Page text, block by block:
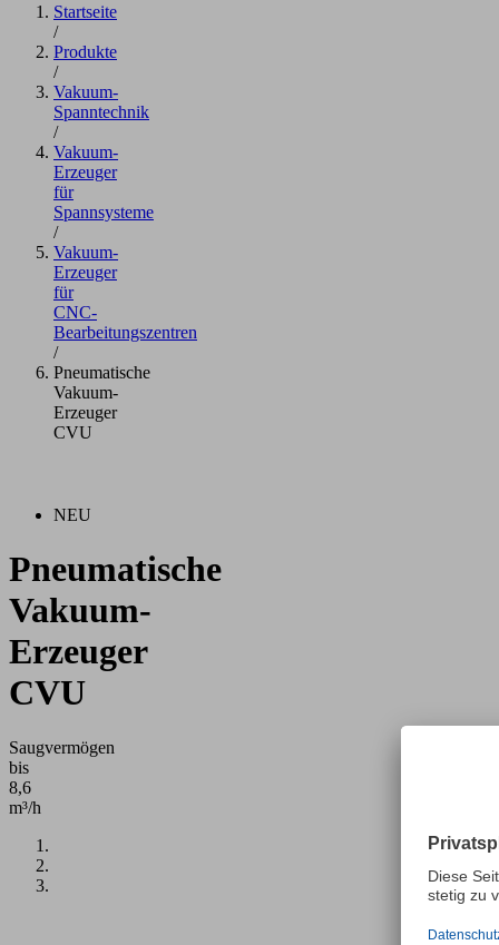
Startseite
/
Produkte
/
Vakuum-
Spanntechnik
/
Vakuum-
Erzeuger
für
Spannsysteme
/
Vakuum-
Erzeuger
für
CNC-
Bearbeitungszentren
/
Pneumatische
Vakuum-
Erzeuger
CVU
NEU
Pneumatische
Vakuum-
Erzeuger
CVU
Saugvermögen
bis
8,6
m³/h